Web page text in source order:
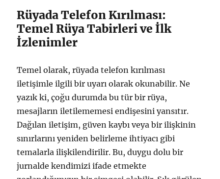
Rüyada Telefon Kırılması:
Temel Rüya Tabirleri ve İlk
İzlenimler
Temel olarak, rüyada telefon kırılması
iletişimle ilgili bir uyarı olarak okunabilir. Ne
yazık ki, çoğu durumda bu tür bir rüya,
mesajların iletilememesi endişesini yansıtır.
Dağılan iletişim, güven kaybı veya bir ilişkinin
sınırlarını yeniden belirleme ihtiyacı gibi
temalarla ilişkilendirilir. Bu, duygu dolu bir
jurnalde kendimizi ifade etmekte